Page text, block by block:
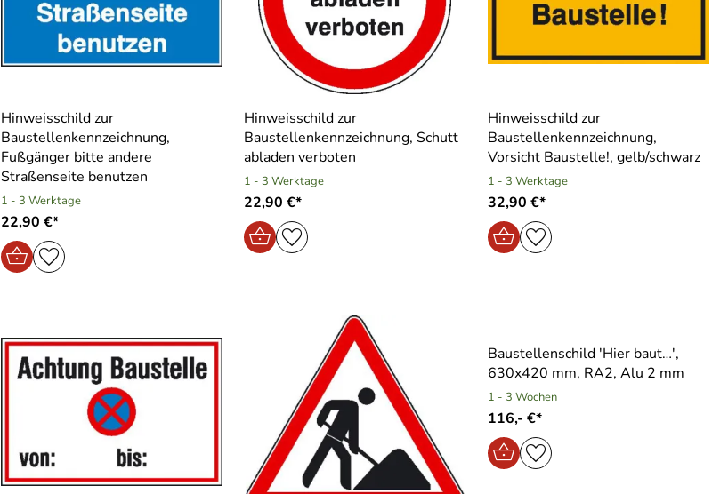
Hinweisschild zur
Baustellenkennzeichnung,
Fußgänger bitte andere
Straßenseite benutzen
1 - 3 Werktage
22,90 €*
Hinweisschild zur
Baustellenkennzeichnung, Schutt
abladen verboten
1 - 3 Werktage
22,90 €*
Hinweisschild zur
Baustellenkennzeichnung,
Vorsicht Baustelle!, gelb/schwarz
1 - 3 Werktage
32,90 €*
Baustellenschild ′Hier baut…′,
630x420 mm, RA2, Alu 2 mm
1 - 3 Wochen
116,- €*